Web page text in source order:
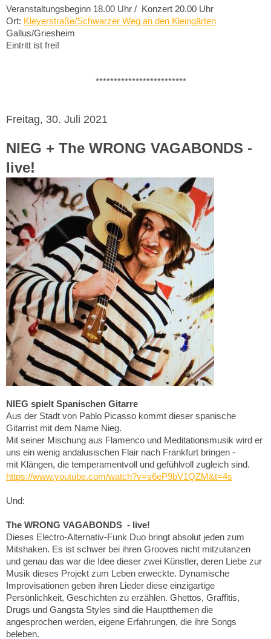
Veranstaltungsbeginn 18.00 Uhr / Konzert 20.00 Uhr
Ort: Kleyerstraße/Schwarzer Weg an den Kleingärten
Gallus/Griesheim
Eintritt ist frei!
*************************
Freitag, 30. Juli 2021
NIEG + The WRONG VAGABONDS -
live!
NIEG spielt Spanischen Gitarre
Aus der Stadt von Pablo Picasso kommt dieser spanische
Gitarrist mit dem Name Nieg.
Mit seiner Mischung aus Flamenco und Meditationsmusik wird er
uns ein wenig andalusischen Flair nach Frankfurt bringen -
mit Klängen, die temperamentvoll und gefühlvoll zugleich sind.
https://www.youtube.com/watch?v=s6eP9bV1QZM&t=4s
Und:
The WRONG VAGABONDS - live!
Dieses Electro-Alternativ-Funk Duo bringt absolut jeden zum
Mitshaken. Es ist schwer bei ihren Grooves nicht mitzutanzen
und genau das war die Idee dieser zwei Künstler, deren Liebe zur
Musik dieses Projekt zum Leben erweckte. Dynamische
Improvisationen geben ihren Lieder diese einzigartige
Persönlichkeit, Geschichten zu erzählen. Ghettos, Graffitis,
Drugs und Gangsta Styles sind die Hauptthemen die
angesprochen werden, eigene Erfahrungen, die ihre Songs
beleben.